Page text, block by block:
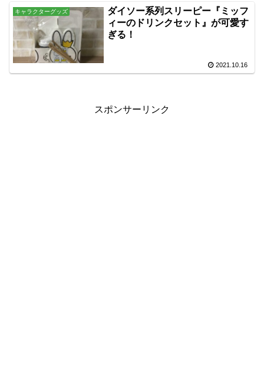
キャラクターグッズ
ダイソー系列スリーピー『ミッフ
ィーのドリンクセット』が可愛す
ぎる！
2021.10.16
スポンサーリンク